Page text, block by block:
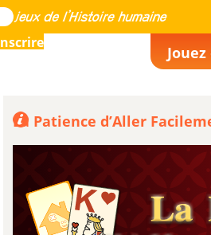
humaine
La Patience d’Aller